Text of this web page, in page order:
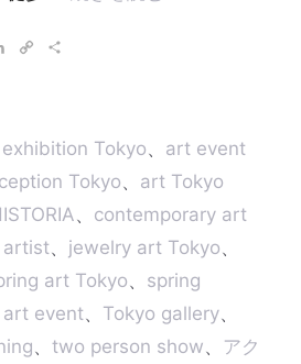
d
n
C
i
k
Tokyo、 art event
Tokyo、 art Tokyo
、 contemporary art
artist、 jewelry art Tokyo、
art Tokyo、 spring
art event、 Tokyo gallery、
、 two person show、 アク